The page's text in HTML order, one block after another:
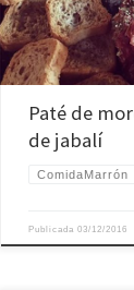
Paté de
de jabalí
ComidaMarrón
Publicada03/12/2016